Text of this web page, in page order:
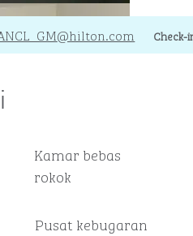
@hilton.com Check-
Kamar bebas
rokok
Pusat kebugaran